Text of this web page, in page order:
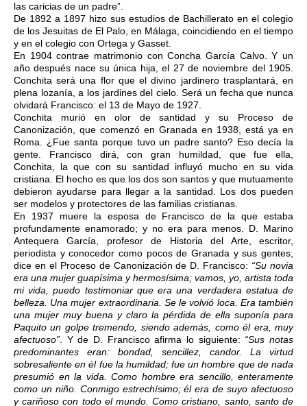
las caricias de un padre”.
De 1892 a 1897 hizo sus estudios de Bachillerato en el colegio
de los Jesuitas de El Palo, en Málaga, coincidiendo en el tiempo
y en el colegio con Ortega y Gasset.
En 1904 contrae matrimonio con Concha García Calvo. Y un
año después nace su única hija, el 27 de noviembre del 1905.
Conchita será una flor que el divino jardinero trasplantará, en
plena lozanía, a los jardines del cielo. Será un fecha que nunca
olvidará Francisco: el 13 de Mayo de 1927.
Conchita murió en olor de santidad y su Proceso de
Canonización, que comenzó en Granada en 1938, está ya en
Roma. ¿Fue santa porque tuvo un padre santo? Eso decía la
gente. Francisco dirá, con gran humildad, que fue ella,
Conchita, la que con su santidad influyó mucho en su vida
cristiana. El hecho es que los dos son santos y que mutuamente
debieron ayudarse para llegar a la santidad. Los dos pueden
ser modelos y protectores de las familias cristianas.
En 1937 muere la esposa de Francisco de la que estaba
profundamente enamorado; y no era para menos. D. Marino
Antequera García, profesor de Historia del Arte, escritor,
periodista y conocedor como pocos de Granada y sus gentes,
dice en el Proceso de Canonización de D. Francisco: “Su novia
era una mujer guapísima y hermosísima; vamos, yo, artista toda
mi vida, puedo testimoniar que era una verdadera estatua de
belleza. Una mujer extraordinaria. Se le volvió loca. Era también
una mujer muy buena y claro la pérdida de ella suponía para
Paquito un golpe tremendo, siendo además, como él era, muy
afectuoso” . Y de D. Francisco afirma lo siguiente: “Sus notas
predominantes eran: bondad, sencillez, candor. La virtud
sobresaliente en él fue la humildad; fue un hombre que de nada
presumió en la vida. Como hombre era sencillo, enteramente
como un niño. Conmigo estrechísimo; él era de suyo afectuoso
y cariñoso con todo el mundo. Como cristiano, santo, santo de